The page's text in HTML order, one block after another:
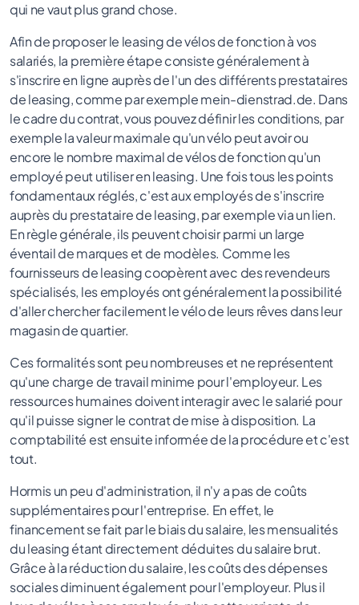
qui ne vaut plus grand chose.
Afin de proposer le leasing de vélos de fonction à vos
salariés, la première étape consiste généralement à
s'inscrire en ligne auprès de l'un des différents prestataires
de leasing, comme par exemple mein-dienstrad.de. Dans
le cadre du contrat, vous pouvez définir les conditions, par
exemple la valeur maximale qu'un vélo peut avoir ou
encore le nombre maximal de vélos de fonction qu'un
employé peut utiliser en leasing. Une fois tous les points
fondamentaux réglés, c'est aux employés de s'inscrire
auprès du prestataire de leasing, par exemple via un lien.
En règle générale, ils peuvent choisir parmi un large
éventail de marques et de modèles. Comme les
fournisseurs de leasing coopèrent avec des revendeurs
spécialisés, les employés ont généralement la possibilité
d'aller chercher facilement le vélo de leurs rêves dans leur
magasin de quartier.
Ces formalités sont peu nombreuses et ne représentent
qu'une charge de travail minime pour l'employeur. Les
ressources humaines doivent interagir avec le salarié pour
qu'il puisse signer le contrat de mise à disposition. La
comptabilité est ensuite informée de la procédure et c'est
tout.
Hormis un peu d'administration, il n'y a pas de coûts
supplémentaires pour l'entreprise. En effet, le
financement se fait par le biais du salaire, les mensualités
du leasing étant directement déduites du salaire brut.
Grâce à la réduction du salaire, les coûts des dépenses
sociales diminuent également pour l'employeur. Plus il